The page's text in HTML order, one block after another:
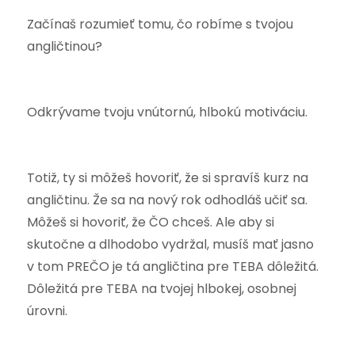
Začínaš rozumieť tomu, čo robíme s tvojou
angličtinou?
Odkrývame tvoju vnútornú, hlbokú motiváciu.
Totiž, ty si môžeš hovoriť, že si spravíš kurz na
angličtinu. Že sa na nový rok odhodláš učiť sa.
Môžeš si hovoriť, že ČO chceš. Ale aby si
skutočne a dlhodobo vydržal, musíš mať jasno
v tom PREČO je tá angličtina pre TEBA dôležitá.
Dôležitá pre TEBA na tvojej hlbokej, osobnej
úrovni.